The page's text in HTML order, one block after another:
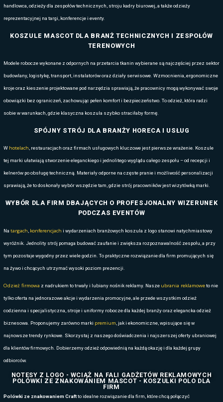
trudnopalną.
nadrukiem lub naszywkami. Umożliwia to stworzenie jednolitego
trwałości.
ZASTOSOWANIA
Budownictwo– spodnie z wkładami na nakolanniki,
atmosferyczne, wysokie standardy
Logistyka i magazynowanie– lekkie softshelle, bluzy z
Przemysł i produkcja– odzież odporna na przetarcia oraz
normami S1/S3/S7.
Usługi techniczne i serwisowe– wygodne modele stretch
dla mechaników, monterów i ekip
DLACZEGO WARTO WYBRAĆ
KREACJA?
Współpracując z BAS Kreacją, firmy otrzymują dostęp do pełnej
doradców w wyborze modeli dopasowanych do stanowisk pracy oraz
zamówień w ramach długofalowej współpracy. Zapewniamy również